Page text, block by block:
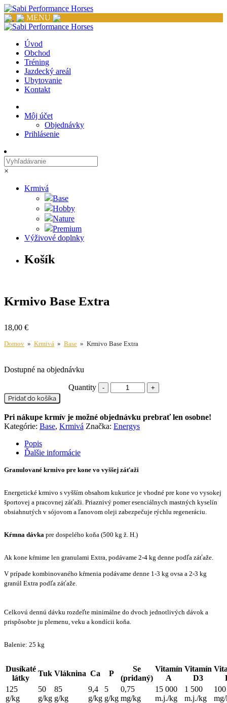
MENU
Úvod
Obchod
Tréning
Jazdecký areál
Ubytovanie
Kontakt
Môj účet
Objednávky
Prihlásenie
×
Krmivá
Base
Hobby
Nature
Premium
Výživové doplnky
Košík
Krmivo Base Extra
18,00 €
Domov » Krmivá » Base » Krmivo Base Extra
Dostupné na objednávku
Quantity
Pridať do košíka
Pri nákupe krmív je možné objednávku prebrať len osobne!
Kategórie: Base, Krmivá Značka: Energys
Popis
Ďalšie informácie
Granulované krmivo pre kone vo vyššej záťaži
Energetické krmivo s vyšším obsahom kukurice je vhodné pre kone vo vysokej
športovej a pracovnej záťaži. Priaznivý pomer esenciálnych mastných kyselín
obsiahnutých v sójovom a ľanovom oleji zabezpečuje rýchlu regeneráciu.
Kŕmna dávka pre dospelého koňa (500 kg ž. H.)
Ak kone kŕmime len granulami Extra, podávame 2-4 kg denne podľa záťaže.
V prípade kombinovaného kŕmenia podávame denne 1-3 kg ovsa a 2-3 kg
granúl Extra podľa záťaže.
Celkovú dennú dávku rozdeľte minimálne do dvoch jednotlivých dávok a
prispôsobte ju plemenu, veku a kondícii koňa.
Balenie: 25 kg
Dusíkaté
látky
Tuk Vláknina Ca P
Se
(pridaný)
Vitamín
A
Vitamín
D3
125
g/kg
50
g/kg
85
g/kg
9,4
g/kg
5
g/kg
0,75
mg/kg
15 000
m.j./kg
1 500
m.j./kg
100